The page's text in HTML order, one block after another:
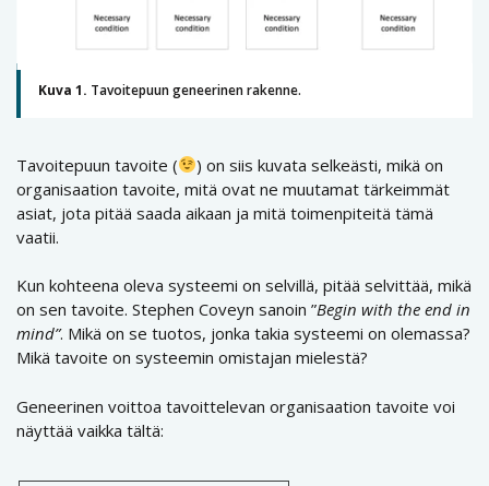
Kuva 1. Tavoitepuun geneerinen rakenne.
Tavoitepuun tavoite (
) on siis kuvata selkeästi, mikä on
organisaation tavoite, mitä ovat ne muutamat tärkeimmät
asiat, jota pitää saada aikaan ja mitä toimenpiteitä tämä
vaatii.
Kun kohteena oleva systeemi on selvillä, pitää selvittää, mikä
on sen tavoite. Stephen Coveyn sanoin ”Begin with the end in
mind”. Mikä on se tuotos, jonka takia systeemi on olemassa?
Mikä tavoite on systeemin omistajan mielestä?
Geneerinen voittoa tavoittelevan organisaation tavoite voi
näyttää vaikka tältä: